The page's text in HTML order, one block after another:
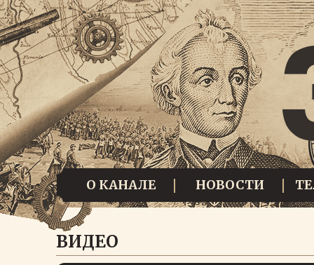
О КАНАЛЕ НОВОСТИ
ВИДЕО